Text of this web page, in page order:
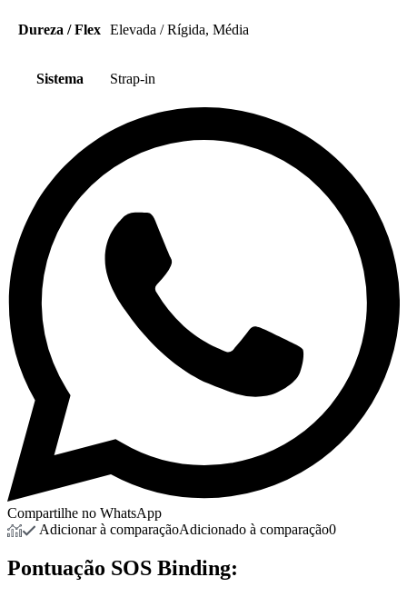
Dureza / Flex Elevada / Rígida, Média
Sistema Strap-in
Compartilhe no WhatsApp
Adicionar à comparaçãoAdicionado à comparação0
Pontuação SOS Binding: